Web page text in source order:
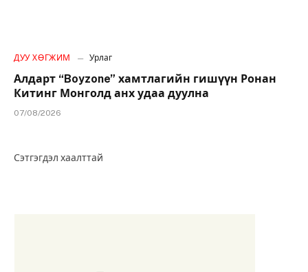
ДУУ ХӨГЖИМ Урлаг
Алдарт “Boyzone” хамтлагийн гишүүн Ронан
Китинг Монголд анх удаа дуулна
07/08/2026
Сэтгэгдэл хаалттай